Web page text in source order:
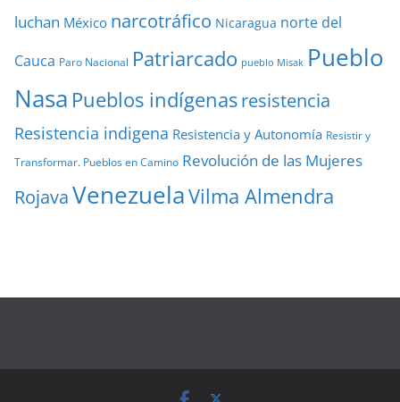
luchan México narcotráfico Nicaragua norte del
Cauca Paro Nacional Patriarcado pueblo Misak Pueblo
Nasa Pueblos indígenasresistencia
Resistencia indigena Resistencia y Autonomía Resistir y
Transformar. Pueblos en Camino Revolución de las Mujeres
RojavaVenezuelaVilma Almendra